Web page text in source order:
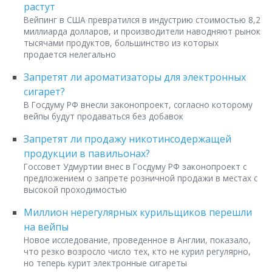
растут
Вейпинг в США превратился в индустрию стоимостью 8,2
миллиарда долларов, и производители наводняют рынок
тысячами продуктов, большинство из которых
продается нелегально
Запретят ли ароматизаторы для электронных
сигарет?
В Госдуму РФ внесли законопроект, согласно которому
вейпы будут продаваться без добавок
Запретят ли продажу никотинсодержащей
продукции в павильонах?
Госсовет Удмуртии внес в Госдуму РФ законопроект с
предложением о запрете розничной продажи в местах с
высокой проходимостью
Миллион нерегулярных курильщиков перешли
на вейпы
Новое исследование, проведенное в Англии, показало,
что резко возросло число тех, кто не курил регулярно,
но теперь курит электронные сигареты